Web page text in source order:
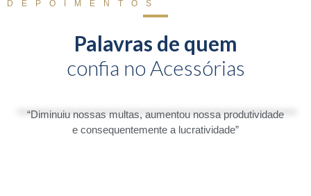
DEPOIMENTOS
Palavras de quem
confia no Acessórias
“Diminuiu nossas multas, aumentou nossa produtividade
e consequentemente a lucratividade”